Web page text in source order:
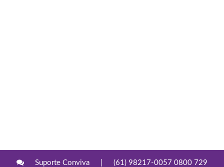
Suporte Conviva
(61) 98217-0057 0800 729